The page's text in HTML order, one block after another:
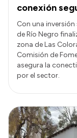
conexión
Con una
de Río Negro
zona de Las
Comisión de
asegura la
por el sector.